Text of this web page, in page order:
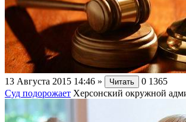
13 Августа 2015 14:46 » Читать 0 1365
Суд подорожает Херсонский окружной